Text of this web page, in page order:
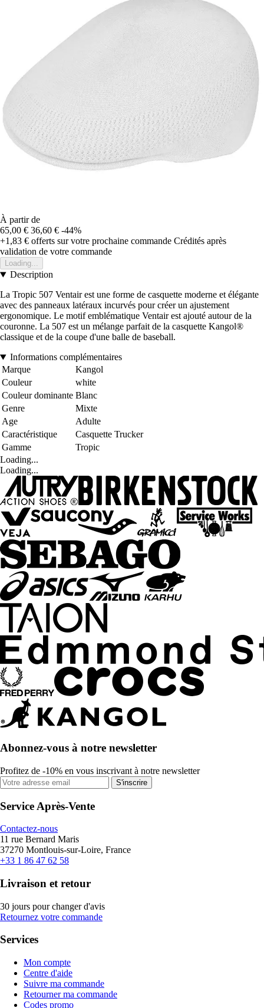
À partir de
65,00 € 36,60 € -44%
+1,83 € offerts sur votre prochaine commande Crédités après
validation de votre commande
Loading...
Description
La Tropic 507 Ventair est une forme de casquette moderne et élégante
avec des panneaux latéraux incurvés pour créer un ajustement
ergonomique. Le motif emblématique Ventair est ajouté autour de la
couronne. La 507 est un mélange parfait de la casquette Kangol®
classique et de la coupe d'une balle de baseball.
Informations complémentaires
Marque
Kangol
Couleur
white
Couleur dominante Blanc
Genre
Mixte
Age
Adulte
Caractéristique
Casquette Trucker
Gamme
Tropic
Loading...
Loading...
Abonnez-vous à notre newsletter
Profitez de -10% en vous inscrivant à notre newsletter
S'inscrire
Service Après-Vente
Contactez-nous
11 rue Bernard Maris
37270 Montlouis-sur-Loire, France
+33 1 86 47 62 58
Livraison et retour
30 jours pour changer d'avis
Retournez votre commande
Services
Mon compte
Centre d'aide
Suivre ma commande
Retourner ma commande
Codes promo